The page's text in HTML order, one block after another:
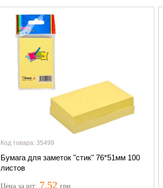
Код товара: 35499
Бумага для заметок "стик" 76*51мм 100
листов
Цена за шт: 7.52 грн